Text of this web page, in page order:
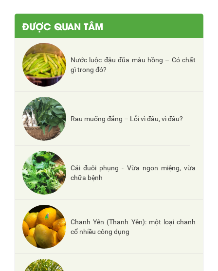
ĐƯỢC QUAN TÂM
Nước luộc đậu đũa màu hồng – Có chất
gì trong đó?
Rau muống đắng – Lỗi vì đâu, vì đâu?
Cải đuôi phụng - Vừa ngon miệng, vừa
chữa bệnh
Chanh Yên (Thanh Yên): một loại chanh
cổ nhiều công dụng